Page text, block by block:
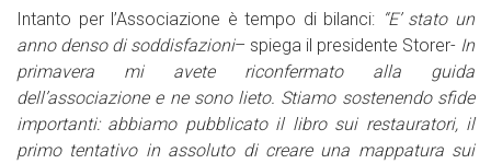
Intanto per l’Associazione è tempo di bilanci: “E’ stato un
anno denso di soddisfazioni– spiega il presidente Storer- In
primavera mi avete riconfermato alla guida
dell’associazione e ne sono lieto. Stiamo sostenendo sfide
importanti: abbiamo pubblicato il libro sui restauratori, il
primo tentativo in assoluto di creare una mappatura sui